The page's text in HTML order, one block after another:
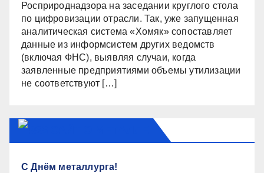
Росприроднадзора на заседании круглого стола
по цифровизации отрасли. Так, уже запущенная
аналитическая система «Хомяк» сопоставляет
данные из информсистем других ведомств
(включая ФНС), выявляя случаи, когда
заявленные предприятиями объемы утилизации
не соответствуют […]
С Днём металлурга!